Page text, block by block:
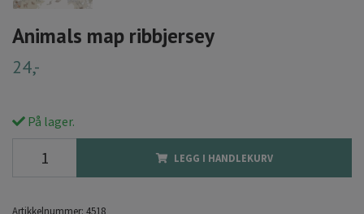
Animals map ribbjersey
24,-
På lager.
LEGG I HANDLEKURV
Artikkelnummer: 4518